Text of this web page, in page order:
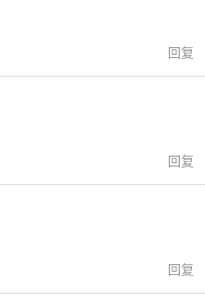
回复
回复
回复